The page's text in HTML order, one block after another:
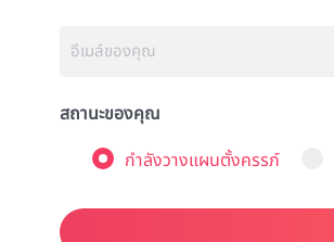
สถานะของคุณ
กำลังวางแผนตั้งครรภ์